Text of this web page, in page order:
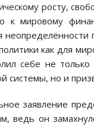
росту,
мировому
как для
себе не
системы, но и
заявление
ведь он